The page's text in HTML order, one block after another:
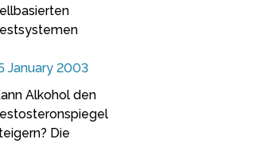
January 2003
Alkohol den
Die